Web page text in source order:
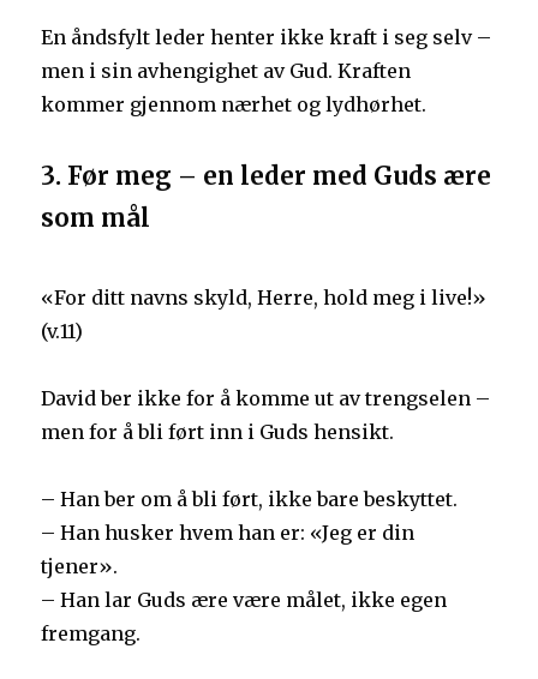
En åndsfylt leder henter ikke kraft i seg selv –
men i sin avhengighet av Gud. Kraften
kommer gjennom nærhet og lydhørhet.
3. Før meg – en leder med Guds ære
som mål
«For ditt navns skyld, Herre, hold meg i live!»
(v.11)
David ber ikke for å komme ut av trengselen –
men for å bli ført inn i Guds hensikt.
– Han ber om å bli ført, ikke bare beskyttet.
– Han husker hvem han er: «Jeg er din
tjener».
– Han lar Guds ære være målet, ikke egen
fremgang.